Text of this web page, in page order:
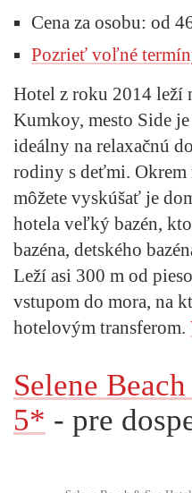
Cena za osobu: od
Pozrieť voľné
Hotel z roku 2014 leží
Kumkoy, mesto Side
ideálny na relaxačnú
rodiny s deťmi. Okrem
môžete vyskúšať je
hotela veľký bazén,
bazéna, detského
Leží asi 300 m od
vstupom do mora, na
hotelovým transferom.
Selene
5* - pre